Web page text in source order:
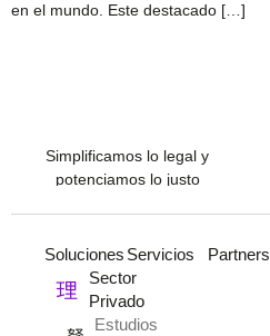
en el mundo. Este destacado […]
Simplificamos lo legal y
potenciamos lo justo
Soluciones
Sector
Privado
Estudios
Servicios Partners